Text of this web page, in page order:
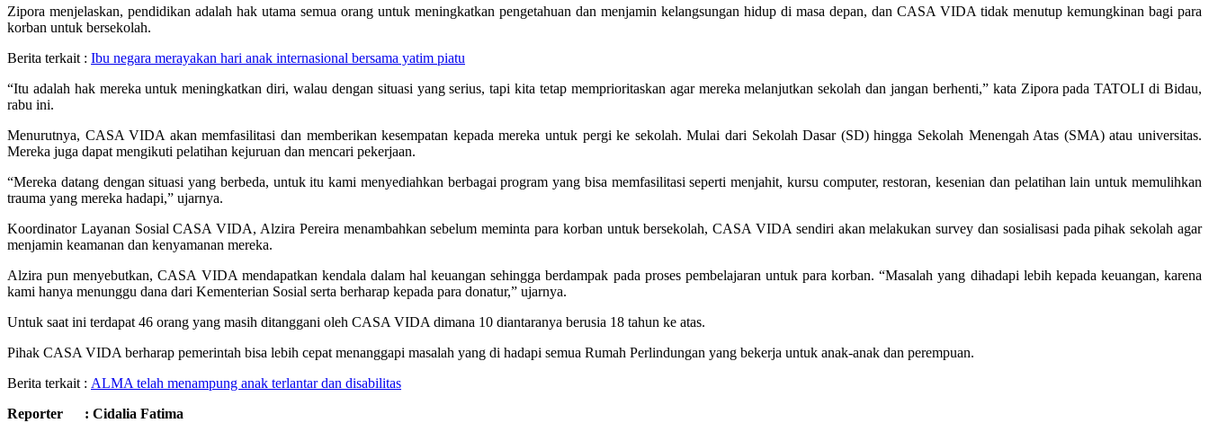
Zipora menjelaskan, pendidikan adalah hak utama semua orang untuk meningkatkan pengetahuan dan menjamin kelangsungan hidup di masa depan, dan CASA VIDA tidak menutup kemungkinan bagi para
korban untuk bersekolah.
Berita terkait : Ibu negara merayakan hari anak internasional bersama yatim piatu
“Itu adalah hak mereka untuk meningkatkan diri, walau dengan situasi yang serius, tapi kita tetap memprioritaskan agar mereka melanjutkan sekolah dan jangan berhenti,” kata Zipora pada TATOLI di Bidau,
rabu ini.
Menurutnya, CASA VIDA akan memfasilitasi dan memberikan kesempatan kepada mereka untuk pergi ke sekolah. Mulai dari Sekolah Dasar (SD) hingga Sekolah Menengah Atas (SMA) atau universitas.
Mereka juga dapat mengikuti pelatihan kejuruan dan mencari pekerjaan.
“Mereka datang dengan situasi yang berbeda, untuk itu kami menyediahkan berbagai program yang bisa memfasilitasi seperti menjahit, kursu computer, restoran, kesenian dan pelatihan lain untuk memulihkan
trauma yang mereka hadapi,” ujarnya.
Koordinator Layanan Sosial CASA VIDA, Alzira Pereira menambahkan sebelum meminta para korban untuk bersekolah, CASA VIDA sendiri akan melakukan survey dan sosialisasi pada pihak sekolah agar
menjamin keamanan dan kenyamanan mereka.
Alzira pun menyebutkan, CASA VIDA mendapatkan kendala dalam hal keuangan sehingga berdampak pada proses pembelajaran untuk para korban. “Masalah yang dihadapi lebih kepada keuangan, karena
kami hanya menunggu dana dari Kementerian Sosial serta berharap kepada para donatur,” ujarnya.
Untuk saat ini terdapat 46 orang yang masih ditanggani oleh CASA VIDA dimana 10 diantaranya berusia 18 tahun ke atas.
Pihak CASA VIDA berharap pemerintah bisa lebih cepat menanggapi masalah yang di hadapi semua Rumah Perlindungan yang bekerja untuk anak-anak dan perempuan.
Berita terkait : ALMA telah menampung anak terlantar dan disabilitas
Reporter : Cidalia Fatima